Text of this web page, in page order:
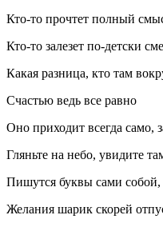
Кто-то прочтет полный
Кто-то залезет по-детски
Какая разница, кто там
Счастью ведь все равно
Оно приходит всегда само,
Гляньте на небо, увидите
Пишутся буквы сами собой,
Желания шарик скорей